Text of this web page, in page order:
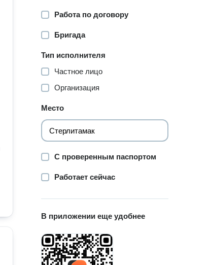
Работа по договору
Бригада
Тип исполнителя
Частное лицо
Организация
Место
С проверенным паспортом
Работает сейчас
В приложении еще удобнее